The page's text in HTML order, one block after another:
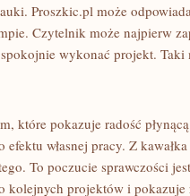
Proszkic.pl może
Czytelnik może najpierw
spokojnie wykonać projekt.
które pokazuje radość
własnej pracy. Z
To poczucie sprawczości
kolejnych projektów i